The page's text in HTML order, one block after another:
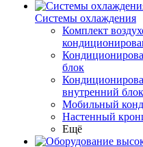
Системы охлаждения
Комплект
блок
внутренний блок
Мобильный
Настенный
Ещё